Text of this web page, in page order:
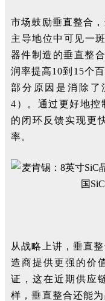
市场鼓励垂直整合
主导地位中可见一
器件制造的垂直整
润率提高10到15个
部分原因是消除了
4）。通过更好地控
的闭环反馈实现更
率。
从战略上讲，垂直
造商提供更强的价
证，这在近期供应
样，垂直整合还能